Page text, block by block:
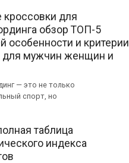
для
обзор ТОП-5
особенности и критерии
для мужчин женщин и
— это не только
спорт, но
таблица
индекса